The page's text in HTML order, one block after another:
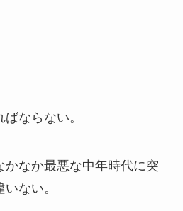
ならない。
かなか最悪な中年時代に突
ない。